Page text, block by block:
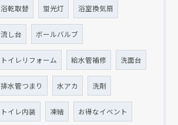
浴乾取替 蛍光灯 浴室換気扇
流し台 ボールバルブ
トイレリフォーム 給水管補修 洗面台
排水管つまり 水アカ 洗剤
トイレ内装 凍結 お得なイベント